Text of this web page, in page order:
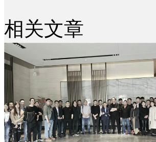
相关文章